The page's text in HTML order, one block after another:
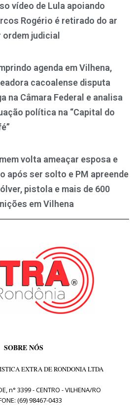
vídeo de Lula apoiando
Rogério é retirado do ar
ordem judicial
agenda em Vilhena,
cacoalense disputa
na Câmara Federal e analisa
política na “Capital do
volta ameaçar esposa e
após ser solto e PM apreende
pistola e mais de 600
em Vilhena
SOBRE NÓS
EXTRA DE RONDONIA LTDA
n° 3399 - CENTRO - VILHENA/RO
(69) 98467-0433